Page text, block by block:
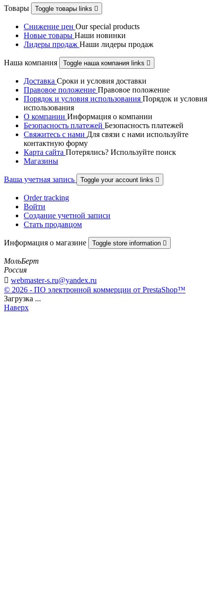
Товары Toggle товары links 
Снижение цен Our special products
Новые товары Наши новинки
Лидеры продаж Наши лидеры продаж
Наша компания Toggle наша компания links 
Доставка Сроки и условия доставки
Правовое положение Правовое положениe
Порядок и условия использования Порядок и условия
использования
О компании Информация о компании
Безопасность платежей Безопасность платежей
Свяжитесь с нами Для связи с нами используйте
контактную форму
Карта сайта Потерялись? Используйте поиск
Магазины
Ваша учетная запись Toggle your account links 
Order tracking
Войти
Создание учетной записи
Стать продавцом
Информация о магазине Toggle store information 
МольБерт
Россия
 webmaster-s.ru@yandex.ru
© 2026 - ПО электронной коммерции от PrestaShop™
Загрузка ...
Наверх